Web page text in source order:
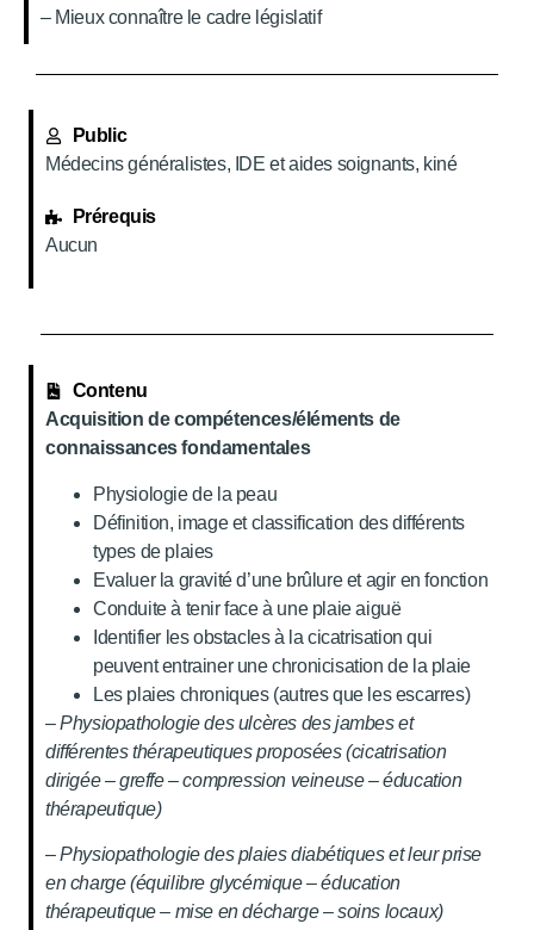
– Mieux connaître le cadre législatif
Public
Médecins généralistes, IDE et aides soignants, kiné
Prérequis
Aucun
Contenu
Acquisition de compétences/éléments de
connaissances fondamentales
Physiologie de la peau
Définition, image et classification des différents
types de plaies
Evaluer la gravité d’une brûlure et agir en fonction
Conduite à tenir face à une plaie aiguë
Identifier les obstacles à la cicatrisation qui
peuvent entrainer une chronicisation de la plaie
Les plaies chroniques (autres que les escarres)
– Physiopathologie des ulcères des jambes et
différentes thérapeutiques proposées (cicatrisation
dirigée – greffe – compression veineuse – éducation
thérapeutique)
– Physiopathologie des plaies diabétiques et leur prise
en charge (équilibre glycémique – éducation
thérapeutique – mise en décharge – soins locaux)